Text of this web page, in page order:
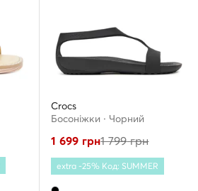
Crocs
Босоніжки · Чорний
1 699 грн1 799грн
extra -25% Код: SUMMER